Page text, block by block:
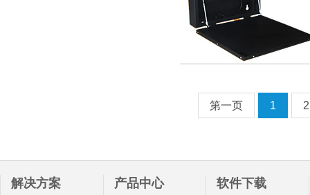
第一页 1 2
解决方案 产品中心 软件下载